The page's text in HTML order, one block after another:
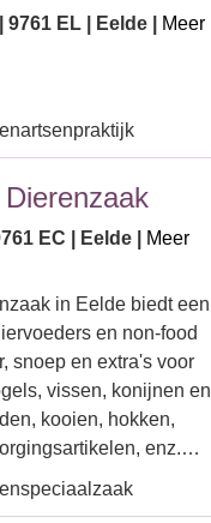
EL | Eelde |
Meer
EC | Eelde |
Meer
in Eelde biedt een
en non-food
snoep en extra's voor
vissen, konijnen en
kooien, hokken,
enz.…